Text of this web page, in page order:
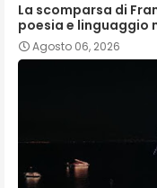
La scomparsa di
poesia e linguaggio
Agosto 06, 2026